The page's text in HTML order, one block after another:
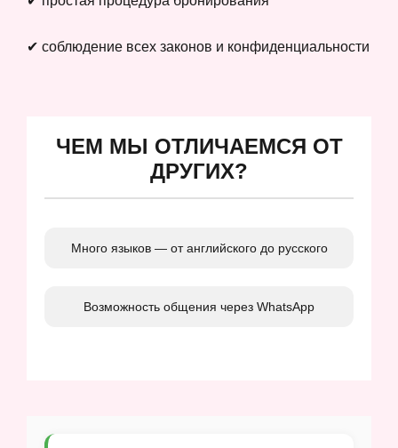
✔ соблюдение всех законов и конфиденциальности
ЧЕМ МЫ ОТЛИЧАЕМСЯ ОТ
ДРУГИХ?
Много языков — от английского до русского
Возможность общения через WhatsApp